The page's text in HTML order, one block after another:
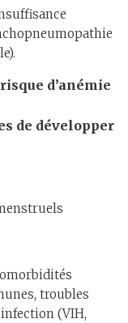
d’anémie
de développer
troubles
(VIH,